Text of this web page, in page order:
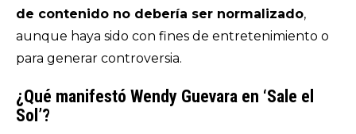
de contenido no debería ser normalizado,
aunque haya sido con fines de entretenimiento o
para generar controversia.
¿Qué manifestó Wendy Guevara en ‘Sale el
Sol’?